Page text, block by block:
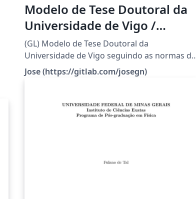
Modelo de Tese Doutoral da
Universidade de Vigo /
Doctoral Thesis Template of
the University of Vigo
(GL) Modelo de Tese Doutoral da
Universidade de Vigo seguindo as normas de
estilo para a presentación de teses de
doutoramento da Escola Internacional de
https://www.uvigo.gal/sites/uvigo.gal/files/co
Vigo following the stylesheet for the
Jose (https://gitlab.com/josegn)